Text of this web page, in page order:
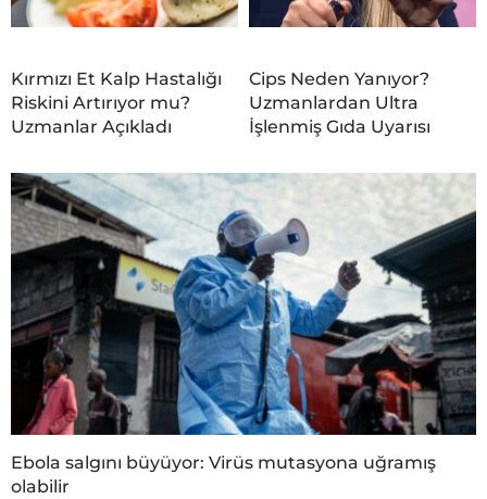
Kırmızı Et Kalp Hastalığı
Riskini Artırıyor mu?
Uzmanlar Açıkladı
Cips Neden Yanıyor?
Uzmanlardan Ultra
İşlenmiş Gıda Uyarısı
Ebola salgını büyüyor: Virüs mutasyona uğramış
olabilir